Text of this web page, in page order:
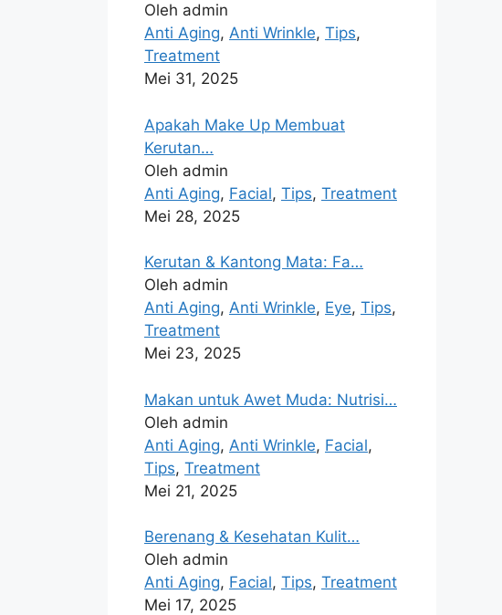
Oleh admin
Anti Aging, Anti Wrinkle, Tips,
Treatment
Mei 31, 2025
Apakah Make Up Membuat
Kerutan…
Oleh admin
Anti Aging, Facial, Tips, Treatment
Mei 28, 2025
Kerutan & Kantong Mata: Fa…
Oleh admin
Anti Aging, Anti Wrinkle, Eye, Tips,
Treatment
Mei 23, 2025
Makan untuk Awet Muda: Nutrisi…
Oleh admin
Anti Aging, Anti Wrinkle, Facial,
Tips, Treatment
Mei 21, 2025
Berenang & Kesehatan Kulit…
Oleh admin
Anti Aging, Facial, Tips, Treatment
Mei 17, 2025